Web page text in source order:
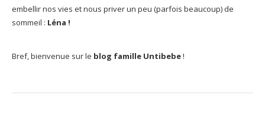
embellir nos vies et nous priver un peu (parfois beaucoup) de
sommeil : Léna !
Bref, bienvenue sur le blog famille Untibebe!